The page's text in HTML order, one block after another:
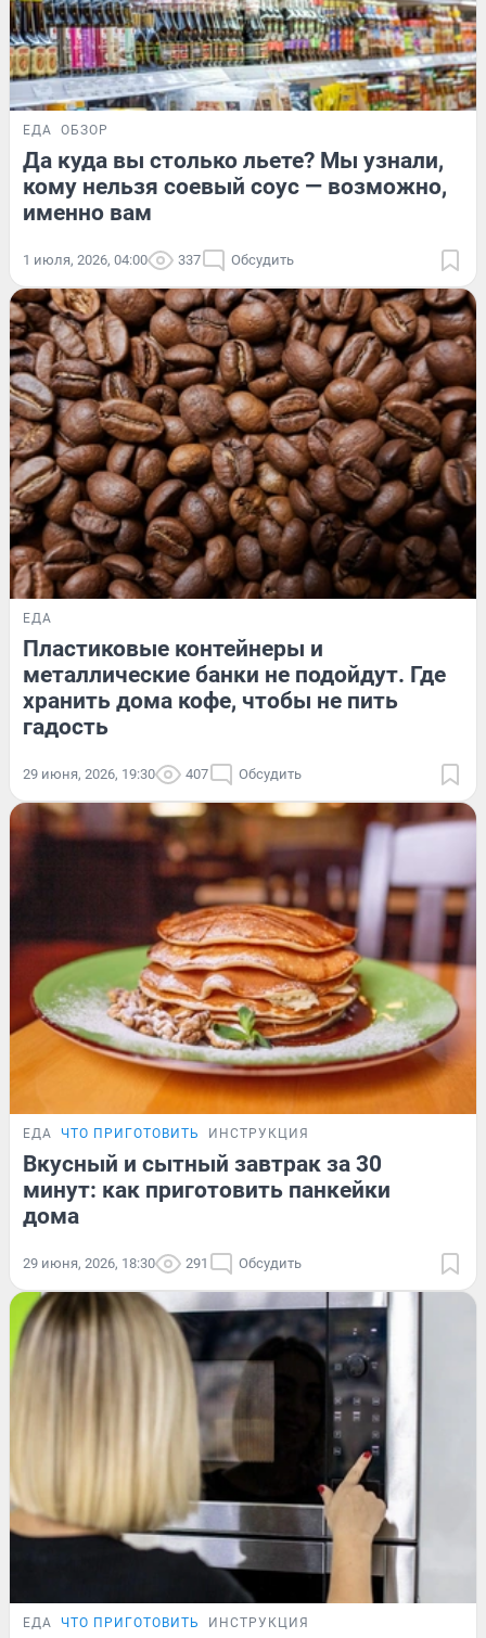
ЕДА ОБЗОР
Да куда вы столько льете? Мы узнали,
кому нельзя соевый соус — возможно,
именно вам
1 июля, 2026, 04:00 337 Обсудить
ЕДА
Пластиковые контейнеры и
металлические банки не подойдут. Где
хранить дома кофе, чтобы не пить
гадость
29 июня, 2026, 19:30 407 Обсудить
ЕДА ЧТО ПРИГОТОВИТЬ ИНСТРУКЦИЯ
Вкусный и сытный завтрак за 30
минут: как приготовить панкейки
дома
29 июня, 2026, 18:30 291 Обсудить
ЕДА ЧТО ПРИГОТОВИТЬ ИНСТРУКЦИЯ